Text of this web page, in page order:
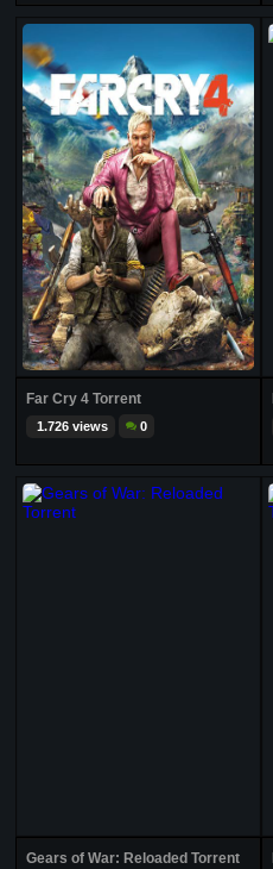
Far Cry 4 Torrent
1.726 views 0
Gears of War: Reloaded Torrent